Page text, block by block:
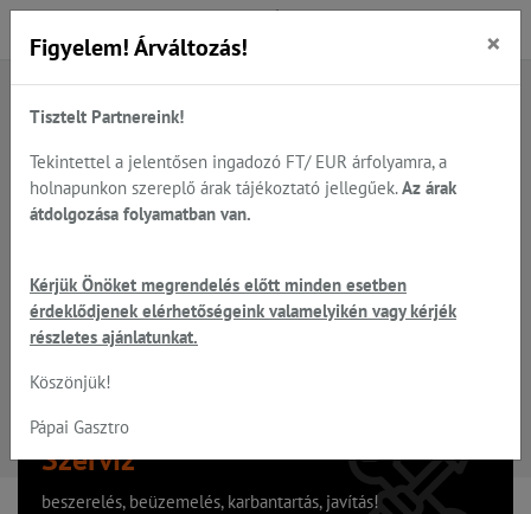
A keresett oldal nem található
Hiba, a keresett oldal nem található!
Szervíz
beszerelés, beüzemelés, karbantartás, javítás!
Figyelem! Árváltozás! ×
Tisztelt Partnereink!
Tekintettel a jelentősen ingadozó FT/ EUR árfolyamra, a
holnapunkon szereplő árak tájékoztató jellegűek. Az árak
átdolgozása folyamatban van.
Kérjük Önöket megrendelés előtt minden esetben
érdeklődjenek elérhetőségeink valamelyikén vagy kérjék
részletes ajánlatunkat.
Köszönjük!
Pápai Gasztro